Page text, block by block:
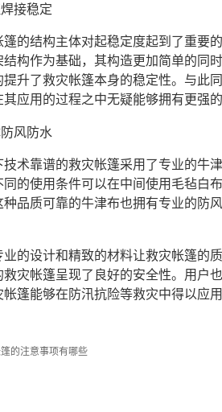
接稳定
篷的结构主体对起稳定度起到了重要
结构作为基础，其构造更加简单的同
升了救灾帐篷本身的稳定性。与此
应用的过程之中无疑能够拥有更强
风防水
技术靠谱的救灾帐篷采用了专业的牛
同的使用条件可以在中间使用毛毡白
品质可靠的牛津布也拥有专业的防
业的设计和精致的材料让救灾帐篷的
救灾帐篷呈现了良好的安全性。用户
篷能够在防汛抗险等救灾中得以应
的注意事项有哪些